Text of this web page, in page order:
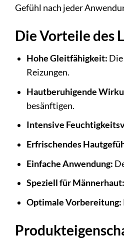
Gefühl nach jeder
Die Vorteile des
Hohe Gleitfähigkeit:
Reizungen.
Hautberuhigende
besänftigen.
Intensive
Erfrischendes
Einfache Anwendung:
Speziell für Männerhaut:
Optimale Vorbereitung: